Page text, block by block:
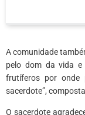
A comunidade
pelo dom da vida e
frutíferos por onde
sacerdote”,
O sacerdote